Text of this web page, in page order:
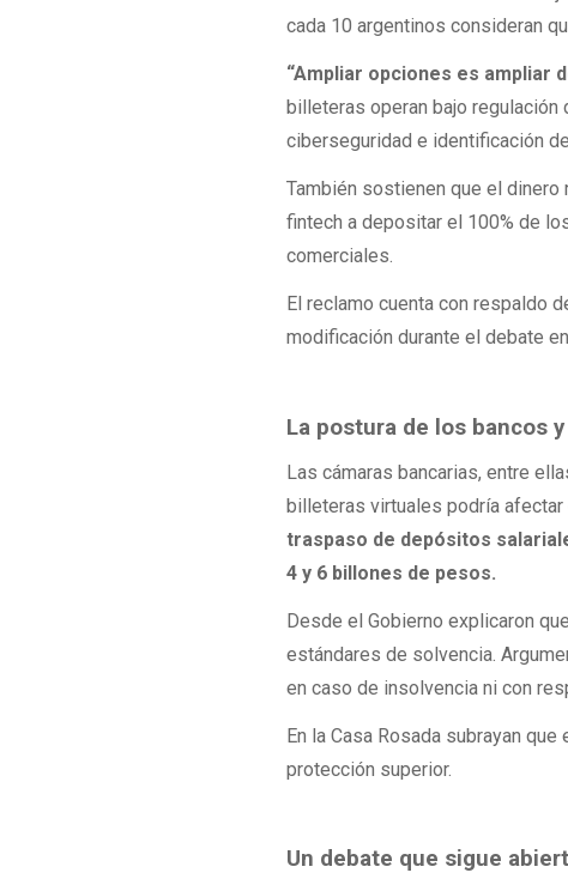
cada 10 argentinos consideran
“Ampliar opciones es ampliar
billeteras operan bajo regulación
ciberseguridad e identificación
También sostienen que el dinero
fintech a depositar el 100% de
comerciales.
El reclamo cuenta con respaldo
modificación durante el debate
La postura de los bancos
Las cámaras bancarias, entre
billeteras virtuales podría
traspaso de depósitos
4 y 6 billones de pesos.
Desde el Gobierno explicaron
estándares de solvencia.
en caso de insolvencia ni con
En la Casa Rosada subrayan
protección superior.
Un debate que sigue